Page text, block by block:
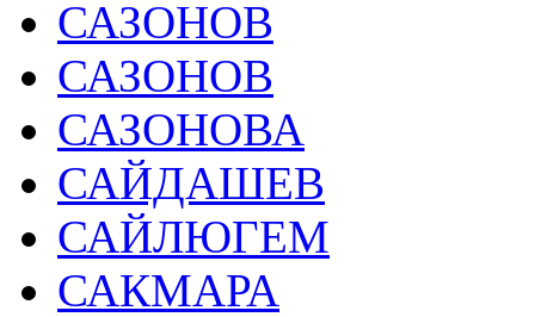
САЗОНОВ
САЗОНОВ
САЗОНОВА
САЙДАШЕВ
САЙЛЮГЕМ
САКМАРА